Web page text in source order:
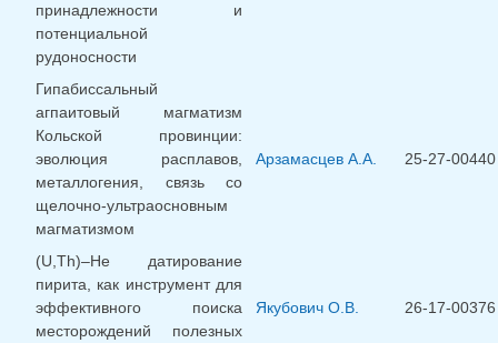
принадлежности и
потенциальной
рудоносности
Гипабиссальный
агпаитовый магматизм
Кольской провинции:
эволюция расплавов,
металлогения, связь со
щелочно-ультраосновным
магматизмом
Арзамасцев А.А. 25-27-00440
(U,Th)–He датирование
пирита, как инструмент для
эффективного поиска
месторождений полезных
Якубович О.В. 26-17-00376